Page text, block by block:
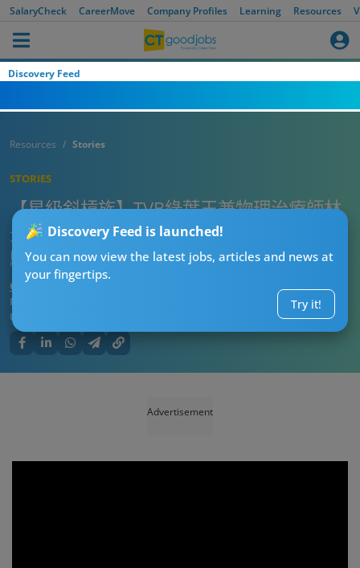
SalaryCheck CareerMove Company Profiles Learning Resources
Discovery Feed
Discovery Feed is launched!
You can now view the latest jobs, articles and news at
your fingertips.
Try it!
Resources Stories
STORIES
【星級斜槓族】TVB綠葉王兼物理治療師林
景程專訪 入行歌手夢碎一度想離巢 視周星
馳及黃子華為世一偶像
CTgoodjobs’ Editor
Published:
Updated:
Advertisement